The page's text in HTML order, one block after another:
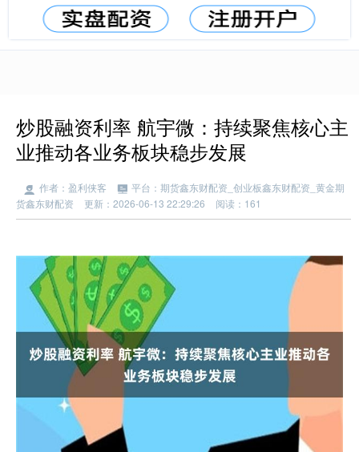
炒股融资利率 航宇微：持续聚焦核心主
业推动各业务板块稳步发展
作者：盈利侠客
平台：期货鑫东财配资_创业板鑫东财配资_黄金期
货鑫东财配资
更新：2026-06-13 22:29:26 阅读：161